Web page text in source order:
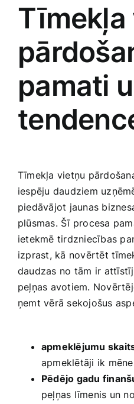
Tīmekļa
pamati
Tīmekļa vietņu
iespēju daudziem
piedāvājot jaunas
plūsmas. Šī procesa
ietekmē tirdzniecības
izprast, ‌kā novērtēt⁢
daudzas no tām ⁤ir
peļņas avotiem.
ņemt vērā sekojošus
apmeklējumu
apmeklētāji ik
Pēdējo gadu
peļņas līmenis un‍